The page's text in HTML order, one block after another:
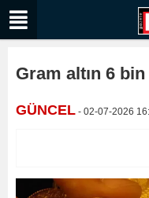
Gram altın 6 bin
GÜNCEL - 02-07-2026